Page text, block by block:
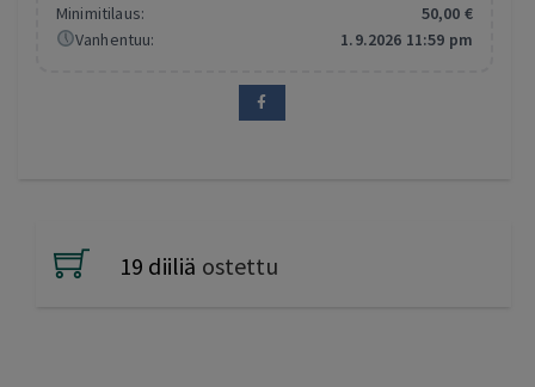
Minimitilaus:
50,00 €
Vanhentuu:
1.9.2026 11:59 pm
19 diiliä ostettu